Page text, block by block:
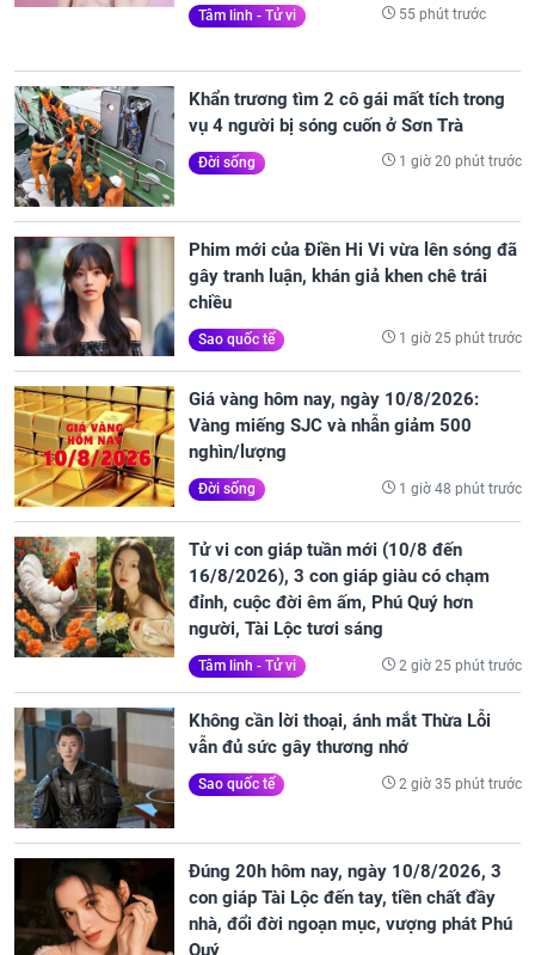
Tâm linh - Tử vi 55 phút trước
Khẩn trương tìm 2 cô gái mất tích trong
vụ 4 người bị sóng cuốn ở Sơn Trà
Đời sống 1 giờ 20 phút trước
Phim mới của Điền Hi Vi vừa lên sóng đã
gây tranh luận, khán giả khen chê trái
chiều
Sao quốc tế 1 giờ 25 phút trước
Giá vàng hôm nay, ngày 10/8/2026:
Vàng miếng SJC và nhẫn giảm 500
nghìn/lượng
Đời sống 1 giờ 48 phút trước
Tử vi con giáp tuần mới (10/8 đến
16/8/2026), 3 con giáp giàu có chạm
đỉnh, cuộc đời êm ấm, Phú Quý hơn
người, Tài Lộc tươi sáng
Tâm linh - Tử vi 2 giờ 25 phút trước
Không cần lời thoại, ánh mắt Thừa Lỗi
vẫn đủ sức gây thương nhớ
Sao quốc tế 2 giờ 35 phút trước
Đúng 20h hôm nay, ngày 10/8/2026, 3
con giáp Tài Lộc đến tay, tiền chất đầy
nhà, đổi đời ngoạn mục, vượng phát Phú
Quý